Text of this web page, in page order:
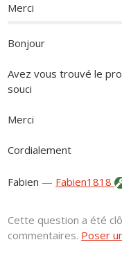
Merci
Bonjour
Avez vous trouvé le
souci
Merci
Cordialement
Fabien — Fabien1818
Cette question a été
commentaires. Poser